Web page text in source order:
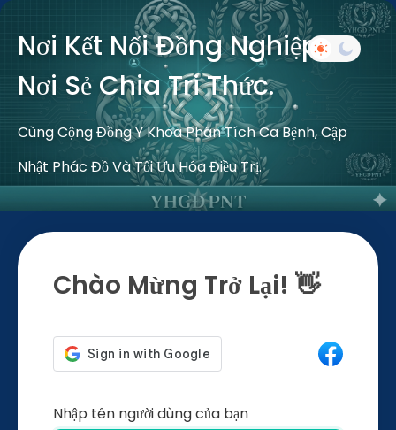
Nơi Kết Nối Đồng Nghiệp –
Nơi Sẻ Chia Tri Thức.
Cùng Cộng Đồng Y Khoa Phân Tích Ca Bệnh, Cập
Nhật Phác Đồ Và Tối Ưu Hóa Điều Trị.
Chào Mừng Trở Lại! 👋
Nhập tên người dùng của bạn